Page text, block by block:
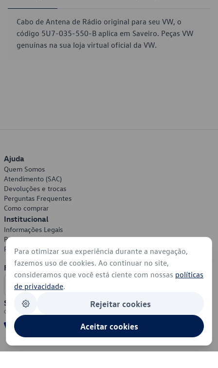
Cabo de Antena de Rádio original para seu VW, o
código 5U7-035-550-B aplica em Saveiro. Peças VW
genuínas na sua loja virtual oficial da VW.
Ajuda
Quem Somos
Atendimento (SAC)
Devoluções e trocas
Perguntas Frequentes
Como comprar
Institucional
Informações Legais
Política de Privacidade
Política de Cookies
Formas de Pagamento
Segurança
Para otimizar sua experiência durante a navegação,
fazemos uso de cookies. Ao continuar no site,
consideramos que você está ciente com nossas políticas
de privacidade.
Rejeitar cookies
Aceitar cookies